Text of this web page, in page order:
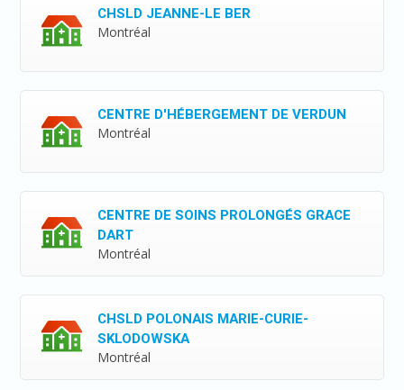
CHSLD JEANNE-LE BER
Montréal
CENTRE D'HÉBERGEMENT DE VERDUN
Montréal
CENTRE DE SOINS PROLONGÉS GRACE
DART
Montréal
CHSLD POLONAIS MARIE-CURIE-
SKLODOWSKA
Montréal